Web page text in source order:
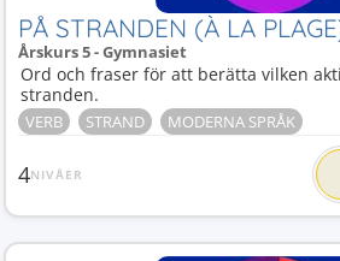
PÅ STRANDEN (À LA
Årskurs 5 - Gymnasiet
Ord och fraser för att berätta vilken
stranden.
VERB STRAND MODERNA SPRÅK
4NIVÅER